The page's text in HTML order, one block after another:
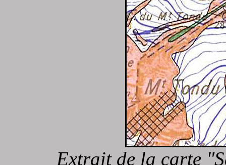
Extrait de la carte